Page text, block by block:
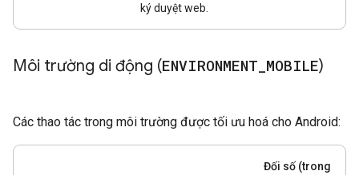
ký duyệt web.
Môi trường di động (ENVIRONMENT MOBILE)
Các thao tác trong môi trường được tối ưu hoá cho Android:
Đối số (trong